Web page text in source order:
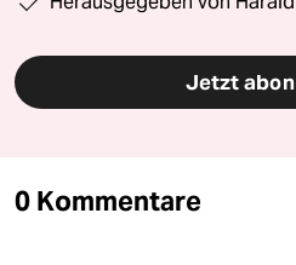
Jetzt
0 Kommentare